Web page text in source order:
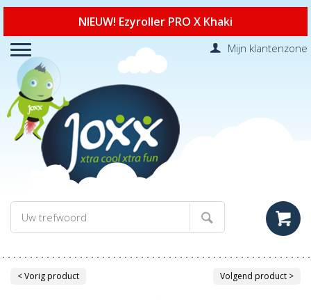
NIEUW! Ezyroller PRO X Khaki
Mijn klantenzone
< Vorig product Volgend product >